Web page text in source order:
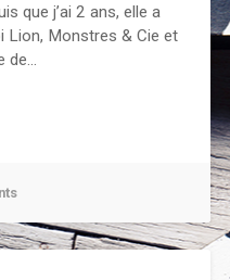
que j’ai 2 ans, elle a
Lion, Monstres & Cie et
de…